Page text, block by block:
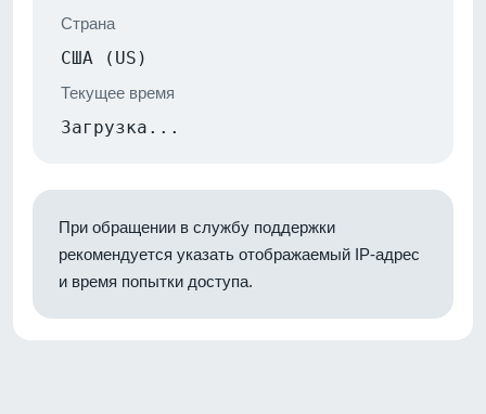
Страна
США (US)
Текущее время
Загрузка...
При обращении в службу поддержки
рекомендуется указать отображаемый IP-адрес
и время попытки доступа.